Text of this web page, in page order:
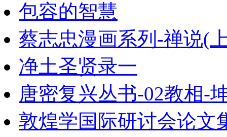
包容的智慧
蔡志忠漫画系列-禅说(
净土圣贤录一
唐密复兴丛书-02教相-
敦煌学国际研讨会论文